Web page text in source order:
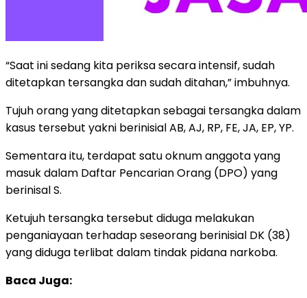
“Saat ini sedang kita periksa secara intensif, sudah
ditetapkan tersangka dan sudah ditahan,” imbuhnya.
Tujuh orang yang ditetapkan sebagai tersangka dalam
kasus tersebut yakni berinisial AB, AJ, RP, FE, JA, EP, YP.
Sementara itu, terdapat satu oknum anggota yang
masuk dalam Daftar Pencarian Orang (DPO) yang
berinisal S.
Ketujuh tersangka tersebut diduga melakukan
penganiayaan terhadap seseorang berinisial DK (38)
yang diduga terlibat dalam tindak pidana narkoba.
Baca Juga: